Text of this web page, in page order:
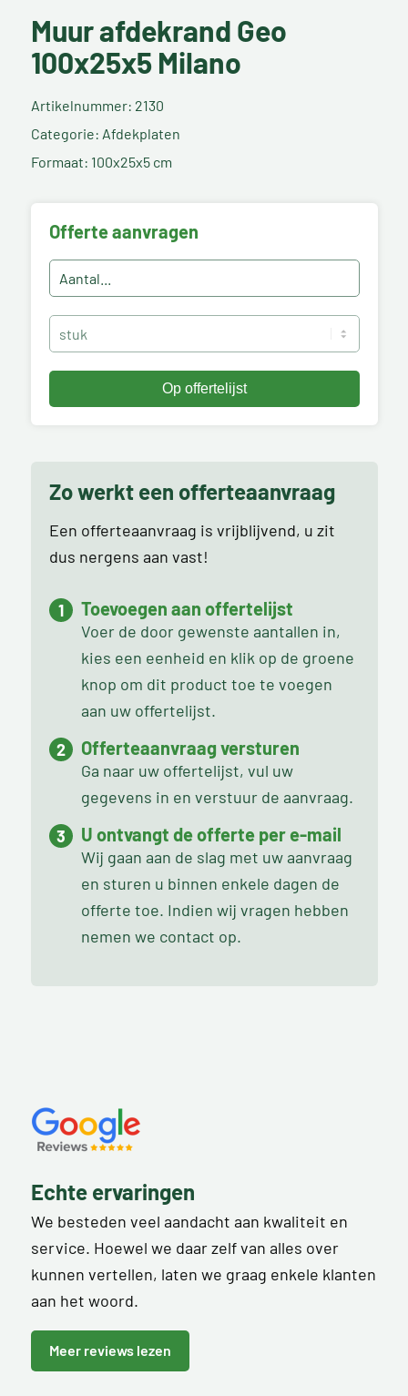
Muur afdekrand Geo
100x25x5 Milano
Artikelnummer: 2130
Categorie: Afdekplaten
Formaat: 100x25x5 cm
Offerte aanvragen
Zo werkt een offerteaanvraag
Een offerteaanvraag is vrijblijvend, u zit
dus nergens aan vast!
Toevoegen aan offertelijst
Voer de door gewenste aantallen in,
kies een eenheid en klik op de groene
knop om dit product toe te voegen
aan uw offertelijst.
Offerteaanvraag versturen
Ga naar uw offertelijst, vul uw
gegevens in en verstuur de aanvraag.
U ontvangt de offerte per e-mail
Wij gaan aan de slag met uw aanvraag
en sturen u binnen enkele dagen de
offerte toe. Indien wij vragen hebben
nemen we contact op.
Echte ervaringen
We besteden veel aandacht aan kwaliteit en
service. Hoewel we daar zelf van alles over
kunnen vertellen, laten we graag enkele klanten
aan het woord.
Meer reviews lezen